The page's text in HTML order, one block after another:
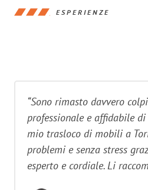
ESPERIENZE
“Sono rimasto davvero
professionale e affidabile
mio trasloco di mobili a
problemi e senza stress
esperto e cordiale. Li